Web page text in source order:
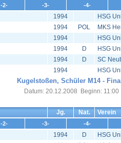
-2- -3- -4-
1994
HSG
1994 POL
MKS
1994
HSG
1994 D
HSG
1994 D
SC
1994 HSG
Kugelstoßen, Schüler M14 -
Datum: 20.12.2008 Beginn: 11:00
Jg. Nat. Verein
-2- -3- -4-
1994 D
HSG